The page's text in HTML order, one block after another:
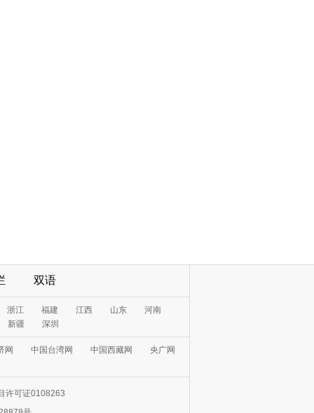
双语
浙江 福建 江西 山东
河南
新疆
深圳
网 中国台湾网 中国西藏网 央广网
许可证0108263